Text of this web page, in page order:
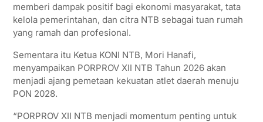
memberi dampak positif bagi ekonomi masyarakat, tata
kelola pemerintahan, dan citra NTB sebagai tuan rumah
yang ramah dan profesional.
Sementara itu Ketua KONI NTB, Mori Hanafi,
menyampaikan PORPROV XII NTB Tahun 2026 akan
menjadi ajang pemetaan kekuatan atlet daerah menuju
PON 2028.
“PORPROV XII NTB menjadi momentum penting untuk